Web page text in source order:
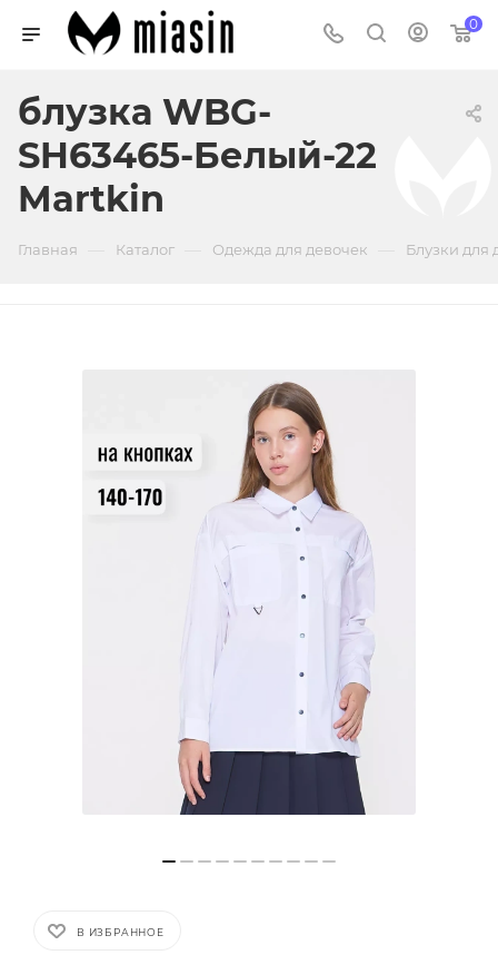
0
блузка WBG-
SH63465-Белый-22
Martkin
Главная Каталог Одежда для девочек Блузки для
В ИЗБРАННОЕ